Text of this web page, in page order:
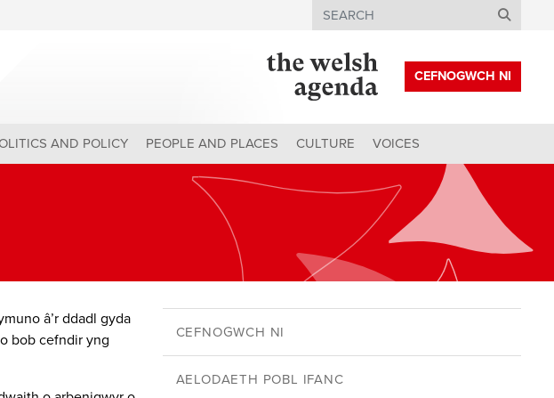
Search
CEFNOGWCH NI
AND POLICY PEOPLE AND PLACES CULTURE VOICES
â’r ddadl gyda
bob cefndir yng
CEFNOGWCH NI
AELODAETH POBL IFANC